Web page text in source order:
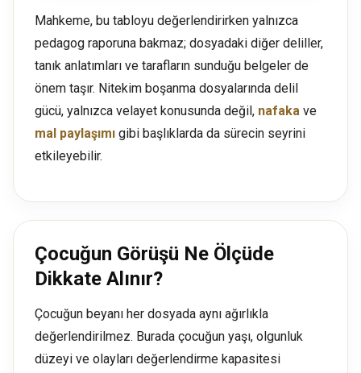
Mahkeme, bu tabloyu değerlendirirken yalnızca
pedagog raporuna bakmaz; dosyadaki diğer deliller,
tanık anlatımları ve tarafların sunduğu belgeler de
önem taşır. Nitekim boşanma dosyalarında delil
gücü, yalnızca velayet konusunda değil, nafaka ve
mal paylaşımı gibi başlıklarda da sürecin seyrini
etkileyebilir.
Çocuğun Görüşü Ne Ölçüde
Dikkate Alınır?
Çocuğun beyanı her dosyada aynı ağırlıkla
değerlendirilmez. Burada çocuğun yaşı, olgunluk
düzeyi ve olayları değerlendirme kapasitesi